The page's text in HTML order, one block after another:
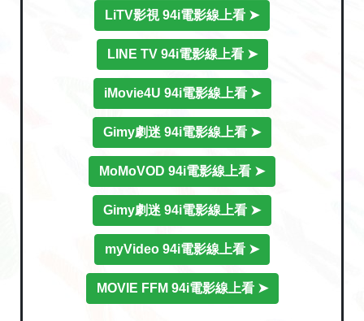
LiTV影視 94i電影線上看 ➤
LINE TV 94i電影線上看 ➤
iMovie4U 94i電影線上看 ➤
Gimy劇迷 94i電影線上看 ➤
MoMoVOD 94i電影線上看 ➤
Gimy劇迷 94i電影線上看 ➤
myVideo 94i電影線上看 ➤
MOVIE FFM 94i電影線上看 ➤